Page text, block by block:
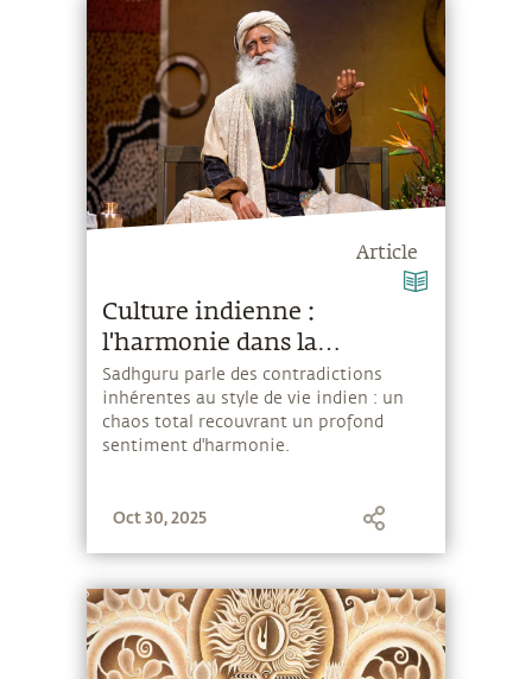
Article
Culture indienne :
l'harmonie dans la
désorganisation
Sadhguru parle des contradictions
inhérentes au style de vie indien : un
chaos total recouvrant un profond
sentiment d'harmonie.
Oct 30, 2025